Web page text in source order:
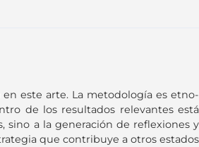
este arte. La metodología es etno-
de los resultados relevantes está
sino a la generación de reflexiones y
que contribuye a otros estados